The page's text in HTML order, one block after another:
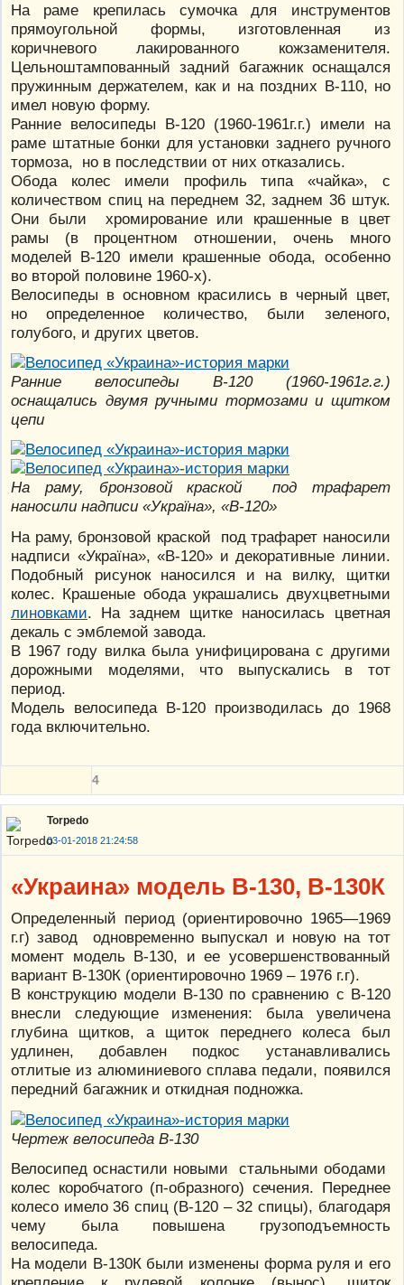
На раме крепилась сумочка для инструментов
прямоугольной формы, изготовленная из
коричневого лакированного кожзаменителя.
Цельноштампованный задний багажник оснащался
пружинным держателем, как и на поздних В-110, но
имел новую форму.
Ранние велосипеды В-120 (1960-1961г.г.) имели на
раме штатные бонки для установки заднего ручного
тормоза, но в последствии от них отказались.
Обода колес имели профиль типа «чайка», с
количеством спиц на переднем 32, заднем 36 штук.
Они были хромирование или крашенные в цвет
рамы (в процентном отношении, очень много
моделей В-120 имели крашенные обода, особенно
во второй половине 1960-х).
Велосипеды в основном красились в черный цвет,
но определенное количество, были зеленого,
голубого, и других цветов.
Ранние велосипеды В-120 (1960-1961г.г.)
оснащались двумя ручными тормозами и щитком
цепи
На раму, бронзовой краской под трафарет
наносили надписи «Україна», «В-120»
На раму, бронзовой краской под трафарет наносили
надписи «Україна», «В-120» и декоративные линии.
Подобный рисунок наносился и на вилку, щитки
колес. Крашеные обода украшались двухцветными
линовками. На заднем щитке наносилась цветная
декаль с эмблемой завода.
В 1967 году вилка была унифицирована с другими
дорожными моделями, что выпускались в тот
период.
Модель велосипеда В-120 производилась до 1968
года включительно.
4
Torpedo
03-01-2018 21:24:58
«Украина» модель В-130, В-130К
Определенный период (ориентировочно 1965—1969
г.г) завод одновременно выпускал и новую на тот
момент модель В-130, и ее усовершенствованный
вариант В-130К (ориентировочно 1969 – 1976 г.г).
В конструкцию модели В-130 по сравнению с В-120
внесли следующие изменения: была увеличена
глубина щитков, а щиток переднего колеса был
удлинен, добавлен подкос устанавливались
отлитые из алюминиевого сплава педали, появился
передний багажник и откидная подножка.
Чертеж велосипеда В-130
Велосипед оснастили новыми стальными ободами
колес коробчатого (п-образного) сечения. Переднее
колесо имело 36 спиц (В-120 – 32 спицы), благодаря
чему была повышена грузоподъемность
велосипеда.
На модели В-130К были изменены форма руля и его